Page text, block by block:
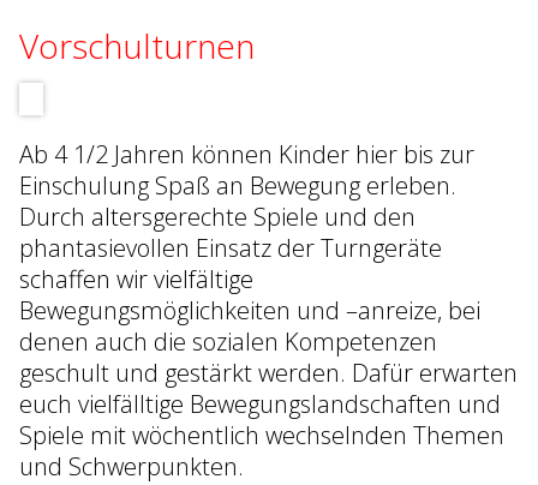
Vorschulturnen
Ab 4 1/2 Jahren können Kinder hier bis zur
Einschulung Spaß an Bewegung erleben.
Durch altersgerechte Spiele und den
phantasievollen Einsatz der Turngeräte
schaffen wir vielfältige
Bewegungsmöglichkeiten und –anreize, bei
denen auch die sozialen Kompetenzen
geschult und gestärkt werden. Dafür erwarten
euch vielfälltige Bewegungslandschaften und
Spiele mit wöchentlich wechselnden Themen
und Schwerpunkten.